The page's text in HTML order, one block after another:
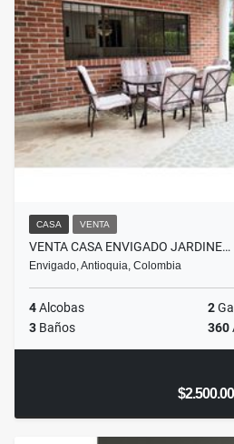
CASA VENTA
VENTA CASA ENVIGADO JARDINE…
Envigado, Antioquia, Colombia
4Alcobas 2
3 Baños 360